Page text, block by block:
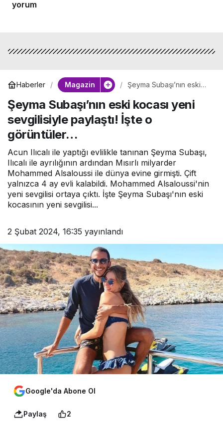
yorum
Haberler Magazin
Şeyma Subaşı’nın eski
paylaştı! İşte o
görüntüler…
Şeyma Subaşı’nın eski kocası yeni
sevgilisiyle paylaştı! İşte o
görüntüler…
Acun Ilıcalı ile yaptığı evlilikle tanınan Şeyma Subaşı,
Ilıcalı ile ayrılığının ardından Mısırlı milyarder
Mohammed Alsaloussi ile dünya evine girmişti. Çift
yalnızca 4 ay evli kalabildi. Mohammed Alsaloussi'nin
yeni sevgilisi ortaya çıktı. İşte Şeyma Subaşı'nın eski
kocasının yeni sevgilisi...
2 Şubat 2024, 16:35 yayınlandı
Google'da Abone Ol
Paylaş 2